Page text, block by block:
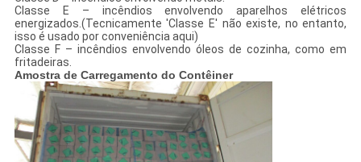
Classe E – incêndios envolvendo aparelhos elétricos
energizados.(Tecnicamente 'Classe E' não existe, no entanto,
isso é usado por conveniência aqui)
Classe F – incêndios envolvendo óleos de cozinha, como em
fritadeiras.
Amostra de Carregamento do Contêiner